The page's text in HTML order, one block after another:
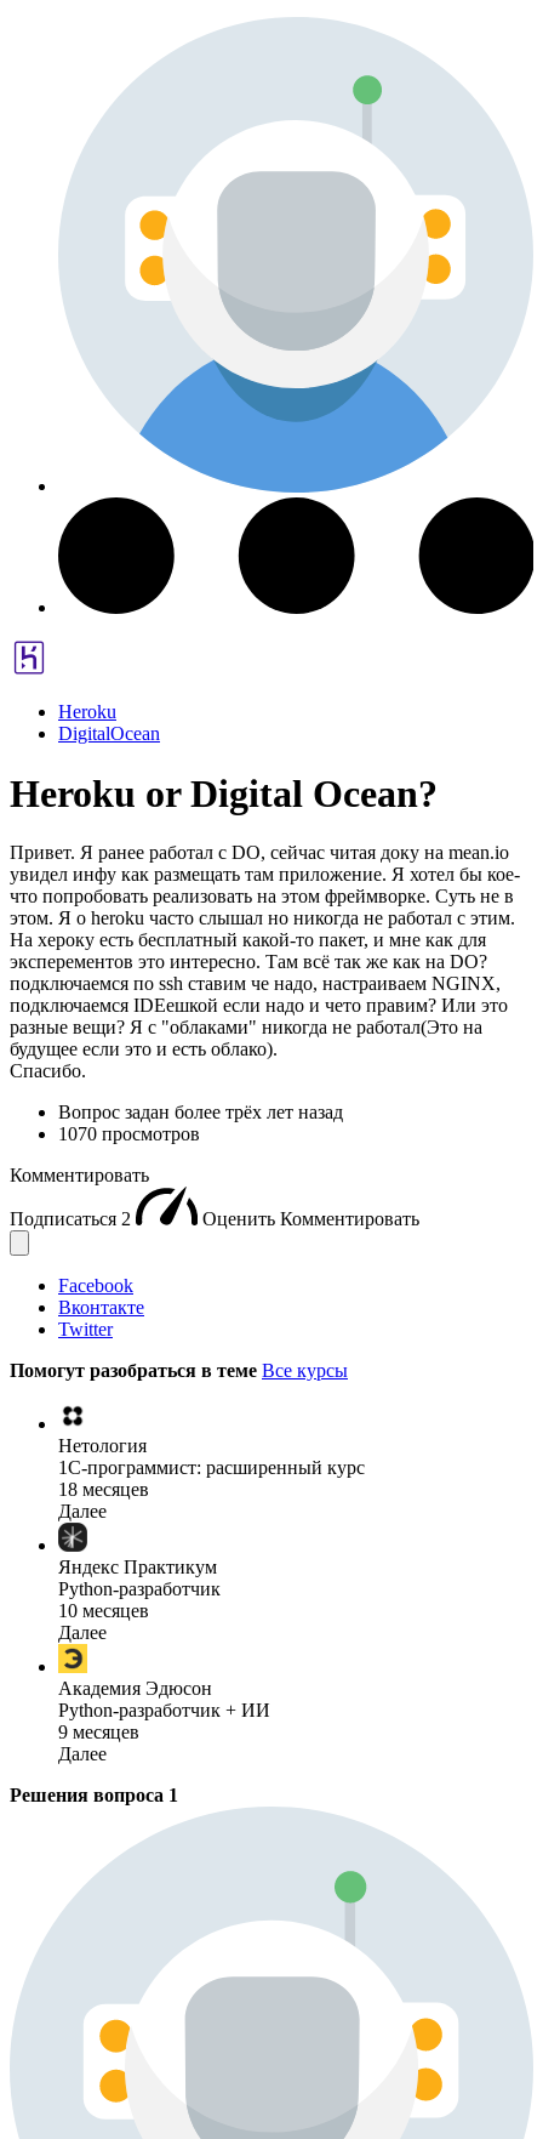
Heroku
DigitalOcean
Heroku or Digital Ocean?
Привет. Я ранее работал с DO, сейчас читая доку на mean.io
увидел инфу как размещать там приложение. Я хотел бы кое-
что попробовать реализовать на этом фреймворке. Суть не в
этом. Я о heroku часто слышал но никогда не работал с этим.
На хероку есть бесплатный какой-то пакет, и мне как для
эксперементов это интересно. Там всё так же как на DO?
подключаемся по ssh ставим че надо, настраиваем NGINX,
подключаемся IDEешкой если надо и чето правим? Или это
разные вещи? Я с "облаками" никогда не работал(Это на
будущее если это и есть облако).
Спасибо.
Вопрос задан более трёх лет назад
1070 просмотров
Комментировать
Подписаться 2 Оценить Комментировать
Facebook
Вконтакте
Twitter
Помогут разобраться в теме Все курсы
Нетология
1C-программист: расширенный курс
18 месяцев
Далее
Яндекс Практикум
Python-разработчик
10 месяцев
Далее
Академия Эдюсон
Python-разработчик + ИИ
9 месяцев
Далее
Решения вопроса 1